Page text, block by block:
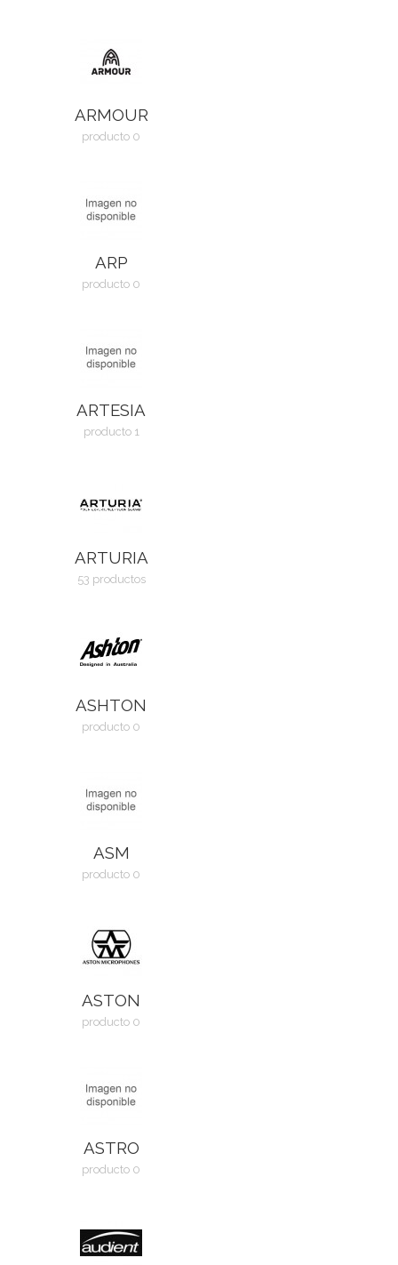
ARMOUR
producto 0
ARP
producto 0
ARTESIA
producto 1
ARTURIA
53 productos
ASHTON
producto 0
ASM
producto 0
ASTON
producto 0
ASTRO
producto 0